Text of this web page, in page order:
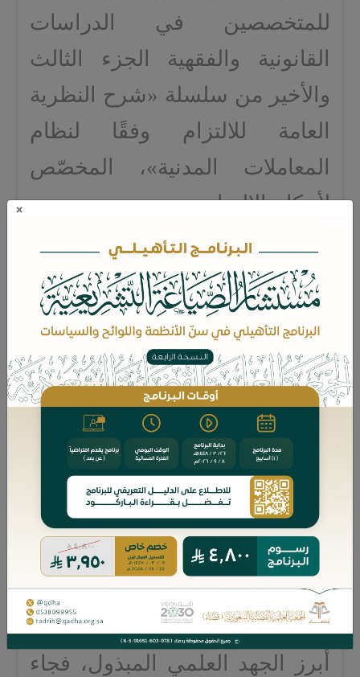
للمتخصصين في الدراسات
القانونية والفقهية الجزء الثالث
والأخير من سلسلة «شرح النظرية
العامة للالتزام وفقًا لنظام
المعاملات المدنية»، المخصّص
لأحكام الالتزام.
ويتابع هذا الجزء ما بدأته السلسلة
في جزأيها الأول والثاني، حيث
تناول المؤلف بالبحث والتحليل
مفهوم الالتزام وآثاره وأوصافه، ثم
عالج مسألة انتقاله، وختم
بانقضائه، في إطار عرض علمي
يجمع بين الدقة والعمق، ويتتبع
الاتجاهات الفقهية والقانونية لفهم
النصوص النظامية وبيان مدلولاتها.
ويمتاز هذا العمل بأسلوب واضح
مدعّم بالأمثلة والاستدلالات، مما
أبرز الجهد العلمي المبذول، فجاء
×